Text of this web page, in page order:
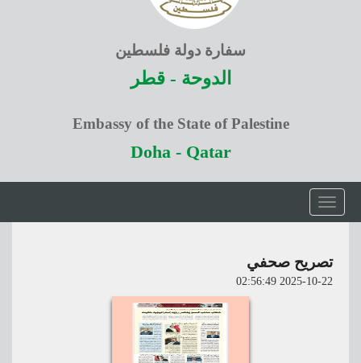
سفارة دولة فلسطين
الدوحة - قطر
Embassy of the State of Palestine
Doha - Qatar
Toggle
navigation
تصريح صحفي
2025-10-22 02:56:49